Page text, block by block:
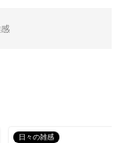
日々の雑感